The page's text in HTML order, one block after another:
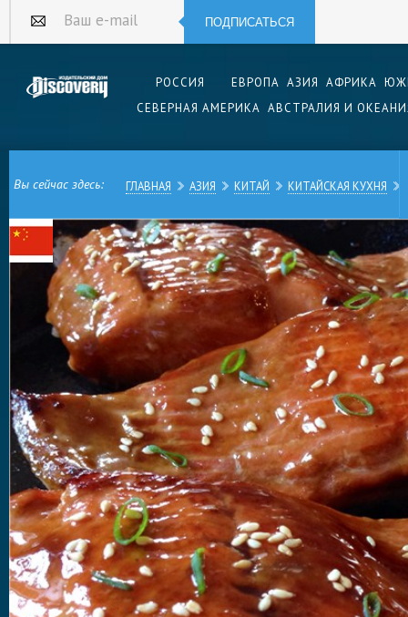
Ваш e-mail ПОДПИСАТЬСЯ
РОССИЯ ЕВРОПА АЗИЯ АФРИКА
СЕВЕРНАЯ АМЕРИКА АВСТРАЛИЯ И
Вы сейчас здесь: ГЛАВНАЯ АЗИЯ КИТАЙ КИТАЙСКАЯ КУХНЯ